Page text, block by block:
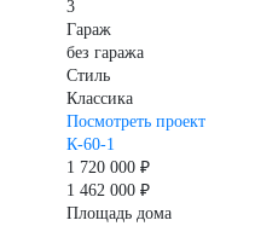
3
Гараж
без гаража
Стиль
Классика
Посмотреть проект
К-60-1
1 720 000 ₽
1 462 000 ₽
Площадь дома